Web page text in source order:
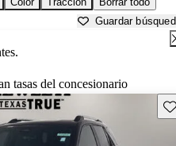
Guardar
tasas del concesionario